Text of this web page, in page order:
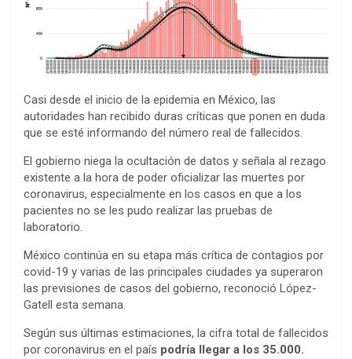
Casi desde el inicio de la epidemia en México, las
autoridades han recibido duras críticas que ponen en duda
que se esté informando del número real de fallecidos.
El gobierno niega la ocultación de datos y señala al rezago
existente a la hora de poder oficializar las muertes por
coronavirus, especialmente en los casos en que a los
pacientes no se les pudo realizar las pruebas de
laboratorio.
México continúa en su etapa más crítica de contagios por
covid-19 y varias de las principales ciudades ya superaron
las previsiones de casos del gobierno, reconoció López-
Gatell esta semana.
Según sus últimas estimaciones, la cifra total de fallecidos
por coronavirus en el país podría llegar a los 35.000.